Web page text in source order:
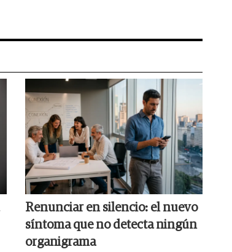
Renunciar en silencio: el nuevo
síntoma que no detecta ningún
organigrama